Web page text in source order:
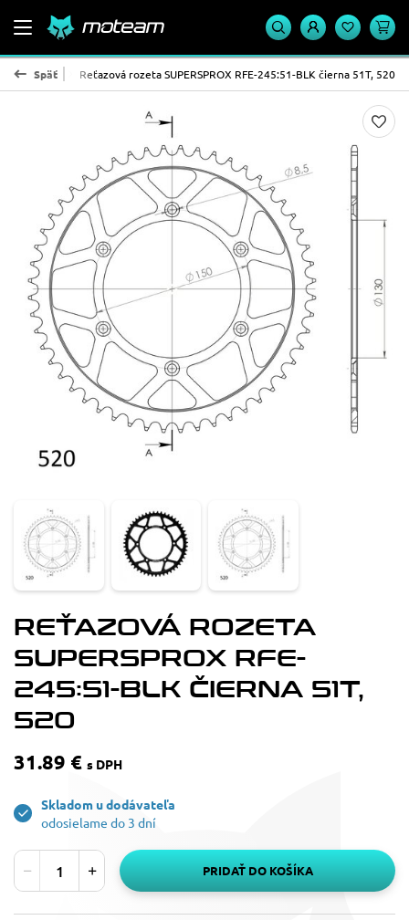
Späť
- oceľ Reťazová rozeta SUPERSPROX RFE-245:51-BLK čierna 51T, 520
REŤAZOVÁ ROZETA
SUPERSPROX RFE-
245:51-BLK ČIERNA 51T,
520
31.89 € s DPH
Skladom u dodávateľa
odosielame do 3 dní
PRIDAŤ DO KOŠÍKA